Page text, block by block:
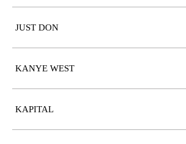
JUST DON
KANYE WEST
KAPITAL